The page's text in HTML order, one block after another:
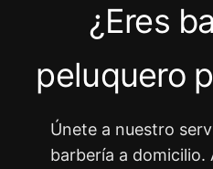
¿Eres
peluquero
Únete a nuestro
barbería a domicilio.